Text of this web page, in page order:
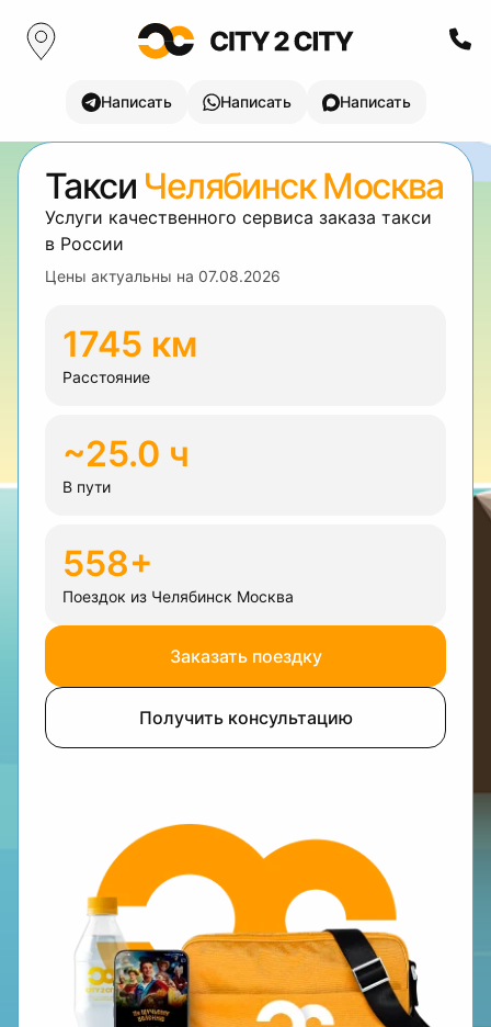
Написать Написать Написать
Такси Челябинск Москва
Услуги качественного сервиса заказа такси
в России
Цены актуальны на 07.08.2026
1745 км
Расстояние
~25.0 ч
В пути
558+
Поездок из Челябинск Москва
Заказать поездку
Получить консультацию